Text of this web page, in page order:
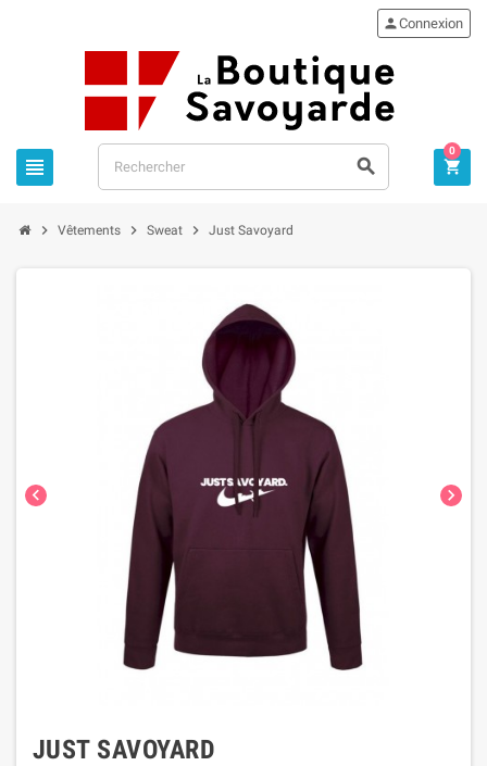
 
Connexion

0
 Vêtements  Sweat  Just Savoyard
 
JUST SAVOYARD